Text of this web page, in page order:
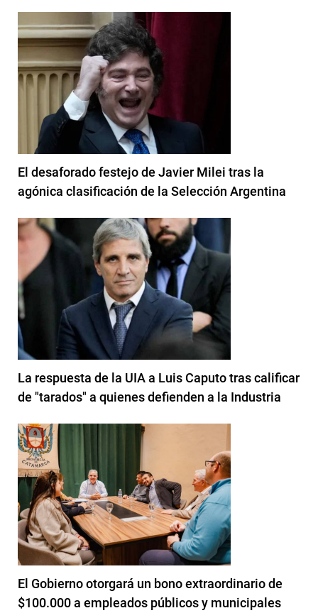
El desaforado festejo de Javier Milei tras la
agónica clasificación de la Selección Argentina
La respuesta de la UIA a Luis Caputo tras calificar
de "tarados" a quienes defienden a la Industria
El Gobierno otorgará un bono extraordinario de
$100.000 a empleados públicos y municipales